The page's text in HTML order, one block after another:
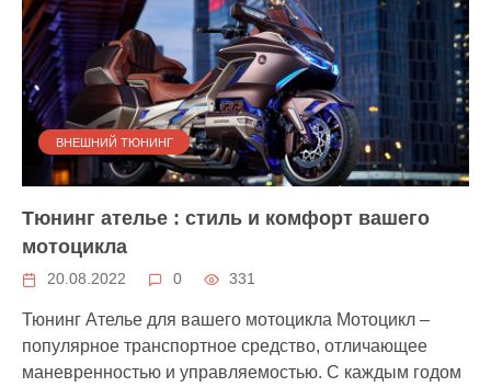
ВНЕШНИЙ ТЮНИНГ
Тюнинг ателье : стиль и комфорт вашего
мотоцикла
20.08.2022 0 331
Тюнинг Ателье для вашего мотоцикла Мотоцикл –
популярное транспортное средство, отличающее
маневренностью и управляемостью. С каждым годом